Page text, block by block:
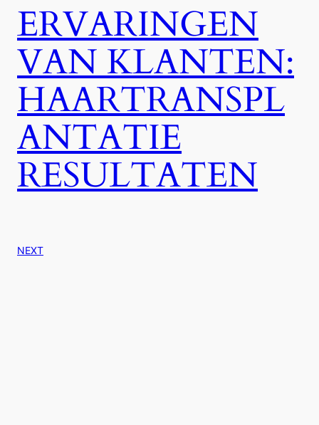
ERVARINGEN
VAN KLANTEN:
HAARTRANSPL
ANTATIE
RESULTATEN
NEXT